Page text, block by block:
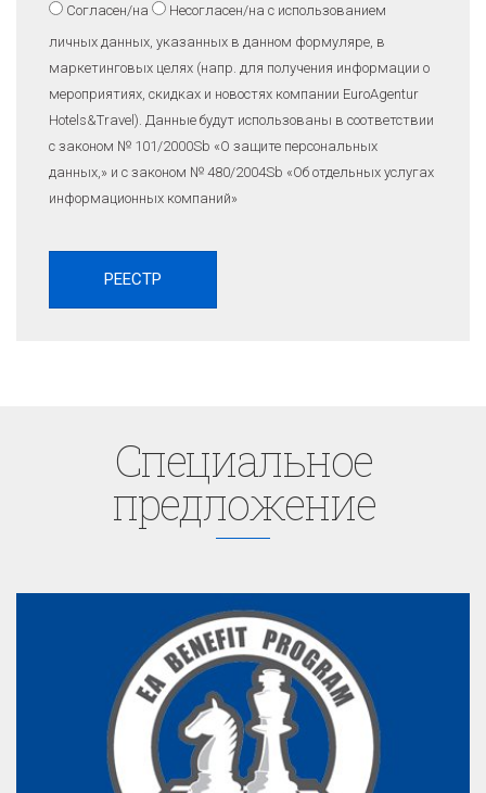
Согласен/на Несогласен/на с использованием
личных данных, указанных в данном формуляре, в
маркетинговых целях (напр. для получения информации о
мероприятиях, скидках и новостях компании EuroAgentur
Hotels&Travel). Данные будут использованы в соответствии
с законом № 101/2000Sb «O защите персональных
данных,» и с законом № 480/2004Sb «Об отдельных услугах
информационных компаний»
Cпециaльное
предложение